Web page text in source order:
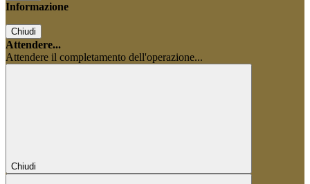
Informazione
Chiudi
Attendere...
Attendere il completamento dell'operazione...
Chiudi